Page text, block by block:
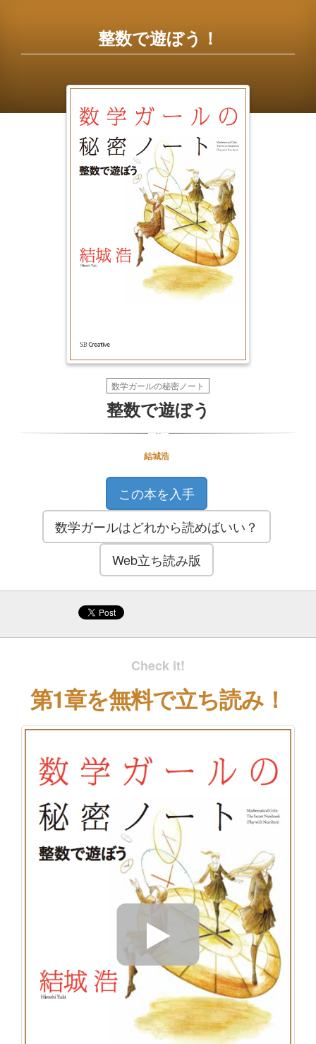
ー
ル
整数で遊ぼう！
数学ガールの秘密ノート
整数で遊ぼう
結城浩
この本を入手
数学ガールはどれから読めばいい？
Web立ち読み版
Check it!
第1章を無料で立ち読み！